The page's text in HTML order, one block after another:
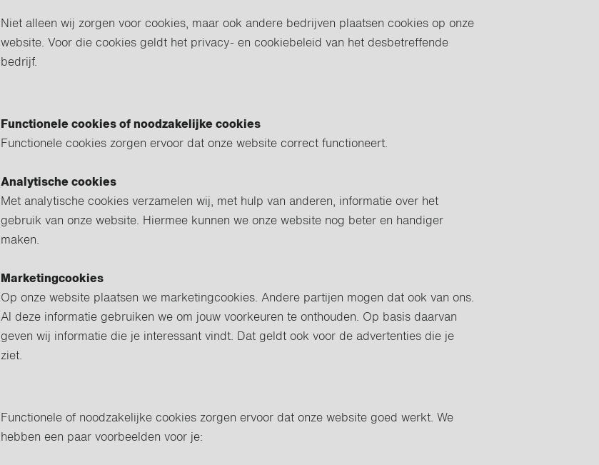
Niet alleen wij zorgen voor cookies, maar ook andere bedrijven plaatsen cookies op onze
website. Voor die cookies geldt het privacy- en cookiebeleid van het desbetreffende
bedrijf.
Functionele cookies of noodzakelijke cookies
Functionele cookies zorgen ervoor dat onze website correct functioneert.
Analytische cookies
Met analytische cookies verzamelen wij, met hulp van anderen, informatie over het
gebruik van onze website. Hiermee kunnen we onze website nog beter en handiger
maken.
Marketingcookies
Op onze website plaatsen we marketingcookies. Andere partijen mogen dat ook van ons.
Al deze informatie gebruiken we om jouw voorkeuren te onthouden. Op basis daarvan
geven wij informatie die je interessant vindt. Dat geldt ook voor de advertenties die je
ziet.
Functionele of noodzakelijke cookies zorgen ervoor dat onze website goed werkt. We
hebben een paar voorbeelden voor je: